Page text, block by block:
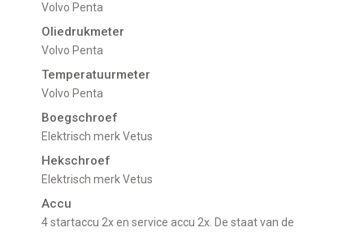
Volvo Penta
Oliedrukmeter
Volvo Penta
Temperatuurmeter
Volvo Penta
Boegschroef
Elektrisch merk Vetus
Hekschroef
Elektrisch merk Vetus
Accu
4 startaccu 2x en service accu 2x. De staat van de